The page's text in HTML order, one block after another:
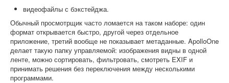
видеофайлы с бэкстейджа.
Обычный просмотрщик часто ломается на таком наборе: один
формат открывается быстро, другой через отдельное
приложение, третий вообще не показывает метаданные. ApolloOne
делает такую папку управляемой: изображения видны в одной
ленте, можно сортировать, фильтровать, смотреть EXIF и
принимать решения без переключения между несколькими
программами.